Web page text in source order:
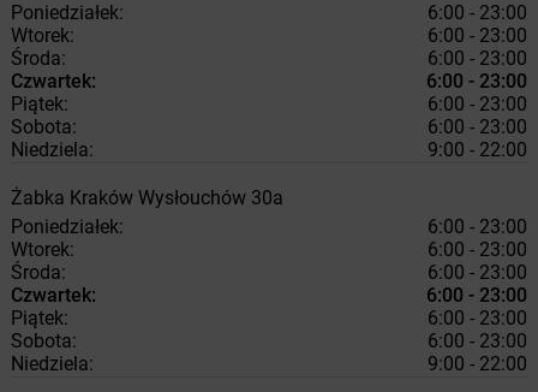
Poniedziałek:
6:00 - 23:00
Wtorek:
6:00 - 23:00
Środa:
6:00 - 23:00
Czwartek:
6:00 - 23:00
Piątek:
6:00 - 23:00
Sobota:
6:00 - 23:00
Niedziela:
9:00 - 22:00
Żabka Kraków Wysłouchów 30a
Poniedziałek:
6:00 - 23:00
Wtorek:
6:00 - 23:00
Środa:
6:00 - 23:00
Czwartek:
6:00 - 23:00
Piątek:
6:00 - 23:00
Sobota:
6:00 - 23:00
Niedziela:
9:00 - 22:00